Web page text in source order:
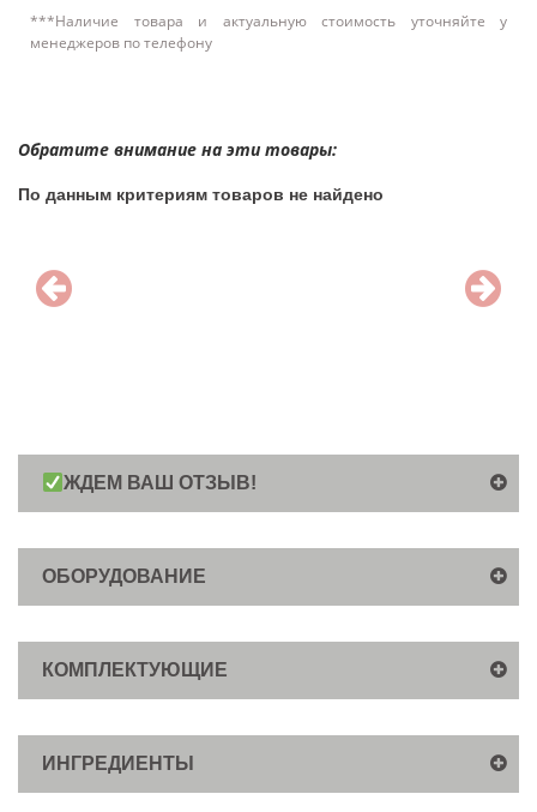
***Наличие товара и актуальную стоимость уточняйте у
менеджеров по телефону
Обратите внимание на эти товары:
По данным критериям товаров не найдено
ЖДЕМ ВАШ ОТЗЫВ!
ОБОРУДОВАНИЕ
КОМПЛЕКТУЮЩИЕ
ИНГРЕДИЕНТЫ